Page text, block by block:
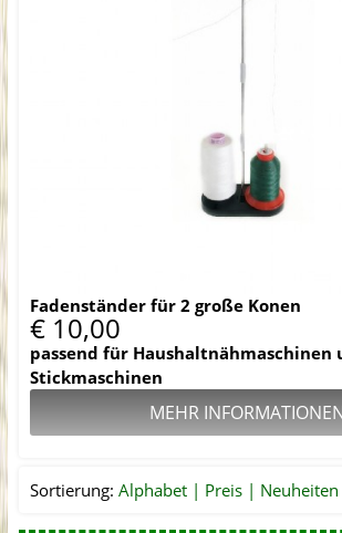
Fadenständer für 2 große Konen
€ 10,00
passend für Haushaltnähmaschinen
Stickmaschinen
MEHR
Sortierung: Alphabet Preis Neuheiten